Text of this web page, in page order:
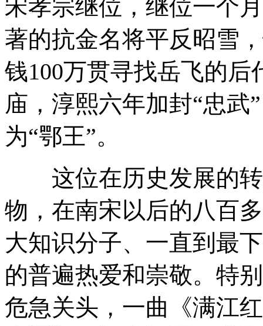
宋孝宗继位，继位一个
著的抗金名将平反昭雪
钱100万贯寻找岳飞的
庙，淳熙六年加封“忠武
为“鄂王”。
这位在历史发展的转
物，在南宋以后的八百
大知识分子、一直到最
的普遍热爱和崇敬。特
危急关头，一曲《满江